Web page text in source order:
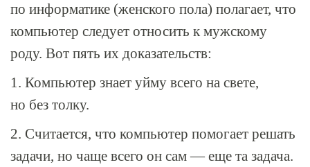
по информатике (женского пола) полагает, что
компьютер следует относить к мужскому
роду. Вот пять их доказательств:
1. Компьютер знает уйму всего на свете,
но без толку.
2. Считается, что компьютер помогает решать
задачи, но чаще всего он сам — еще та задача.